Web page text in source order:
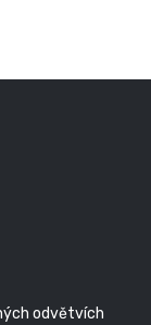
odvětvích